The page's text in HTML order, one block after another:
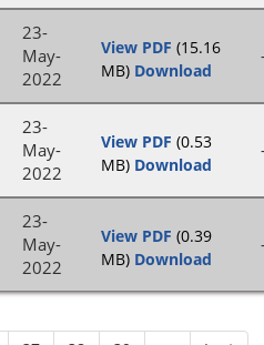
23-
May-
2022
View PDF (15.16
MB) Download
23-
May-
2022
View PDF (0.53
MB) Download
23-
May-
2022
View PDF (0.39
MB) Download